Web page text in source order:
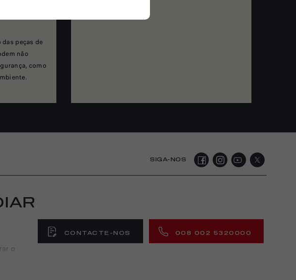
peças de
não
como
SIGA-NOS
o
CONTACTE-NOS 008 002 5320000